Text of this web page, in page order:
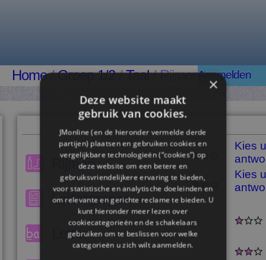
Home/Groep 1/2/Taal/ RijmenAanmelden
Rijmen
Lettergrepen
Letter
Kies
Kies
×
Deze website maakt
gebruik van cookies.
JMonline (en de hieronder vermelde derde
partijen) plaatsen en gebruiken cookies en
vergelijkbare technologieën (“cookies”) op
deze website om een ​​betere en
gebruiksvriendelijkere ervaring te bieden,
voor statistische en analytische doeleinden en
om relevante en gerichte reclame te bieden. U
kunt hieronder meer lezen over
cookiecategorieën en de schakelaars
gebruiken om te beslissen voor welke
categorieën u zich wilt aanmelden.